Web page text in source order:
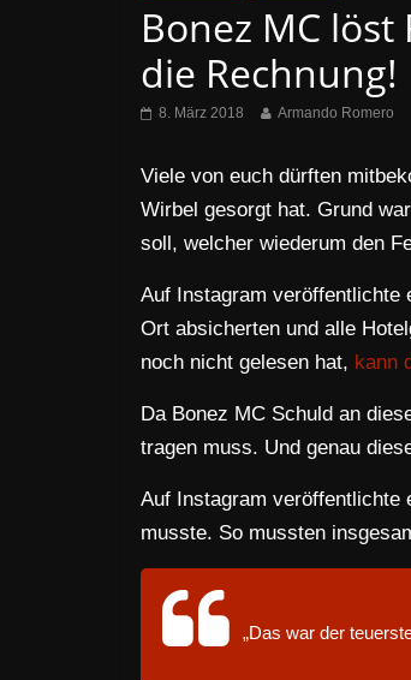
Bonez MC
die Rechnung!
8. März 2018 Armando Romero
Viele von euch dürften
Wirbel gesorgt hat. Grund
soll, welcher wiederum den
Auf Instagram veröffentlichte
Ort absicherten und alle
noch nicht gelesen hat, kann
Da Bonez MC Schuld an
tragen muss. Und genau
Auf Instagram veröffentlichte
musste. So mussten
„Das war der